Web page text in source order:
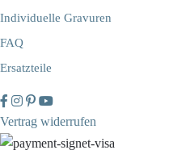
Individuelle Gravuren
FAQ
Ersatzteile
Vertrag widerrufen